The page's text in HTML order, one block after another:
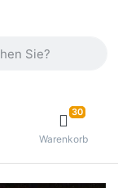
30
Warenkorb